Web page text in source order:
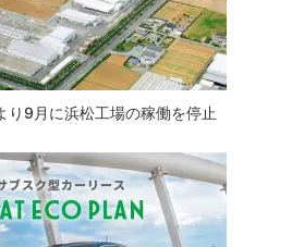
り9月に浜松工場の稼働を停止